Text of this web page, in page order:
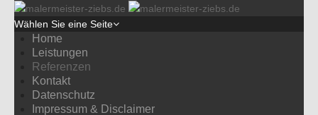
Wählen Sie eine Seite
Home
Leistungen
Referenzen
Kontakt
Datenschutz
Impressum & Disclaimer